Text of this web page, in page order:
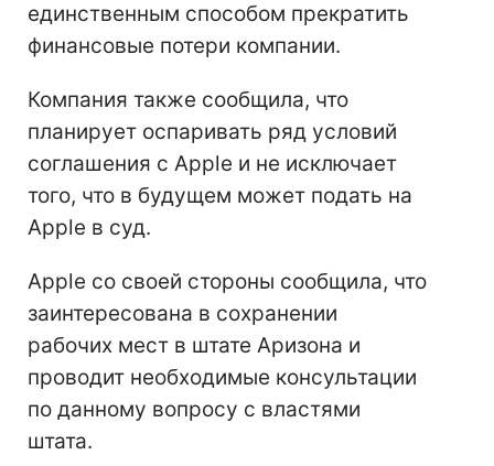
единственным способом прекратить
финансовые потери компании.
Компания также сообщила, что
планирует оспаривать ряд условий
соглашения с Apple и не исключает
того, что в будущем может подать на
Apple в суд.
Apple со своей стороны сообщила, что
заинтересована в сохранении
рабочих мест в штате Аризона и
проводит необходимые консультации
по данному вопросу с властями
штата.